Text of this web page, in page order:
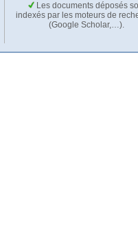
Les documents déposés
indexés par les moteurs de
(Google Scholar,…).